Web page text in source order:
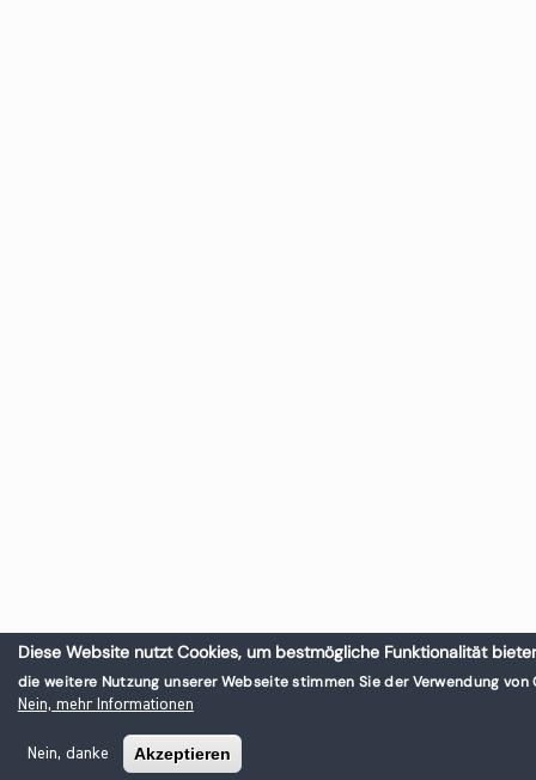
Diese Website nutzt Cookies, um bestmögliche Funktionalität
die weitere Nutzung unserer Webseite stimmen Sie der Verwendung von
Nein, mehr Informationen
Nein, danke Akzeptieren